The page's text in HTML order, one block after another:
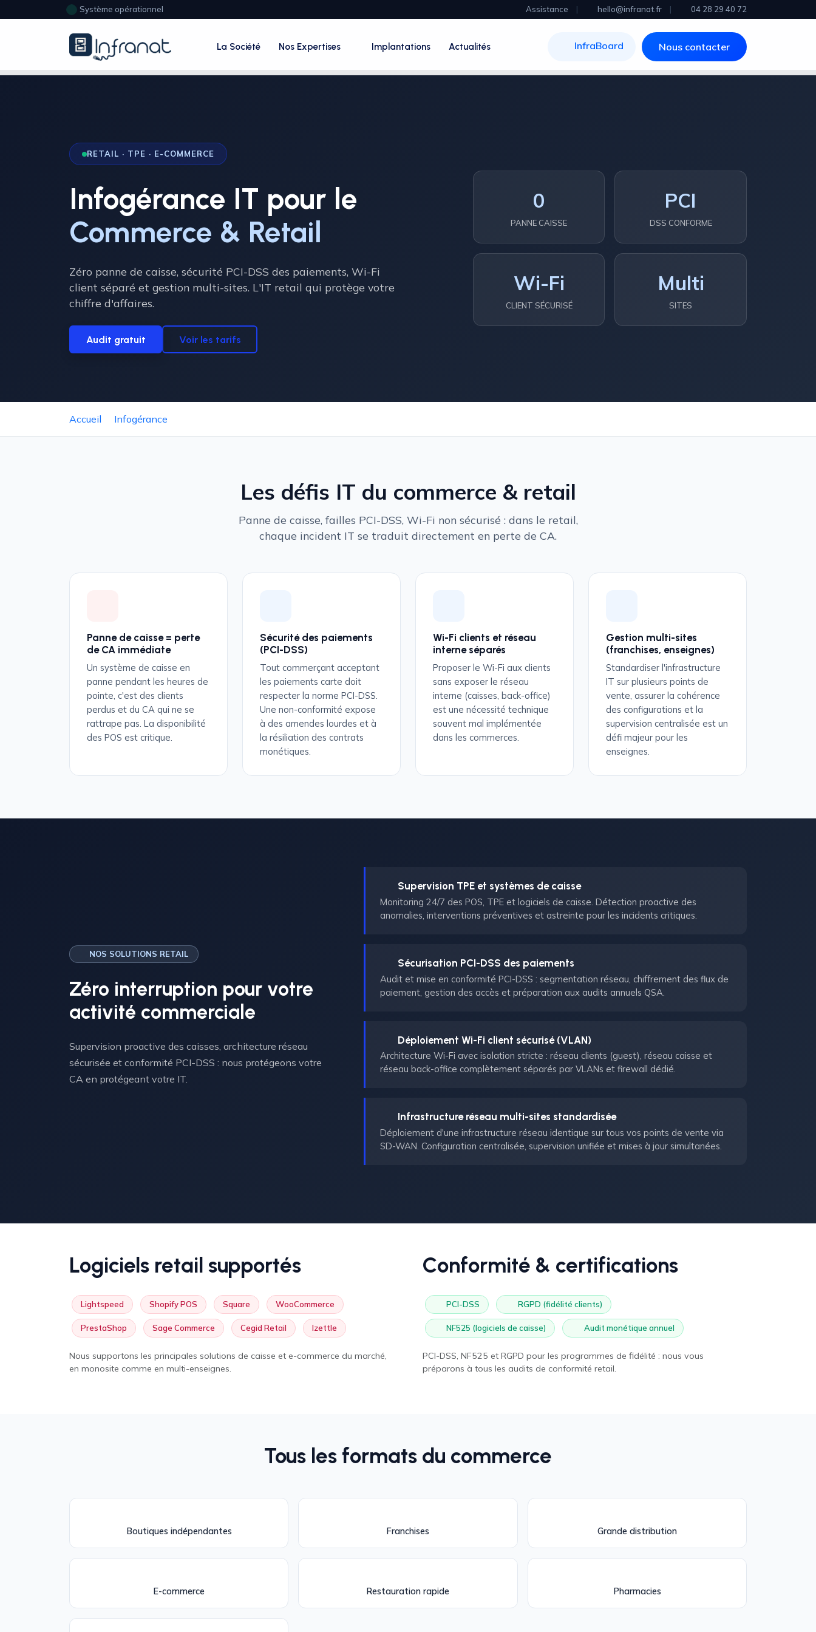
Système opérationnel Assistance | hello@infranat.fr | 04 28 29 40 72
La Société Nos Expertises Implantations Actualités InfraBoard Nous contacter
RETAIL · TPE · E-COMMERCE
Infogérance IT pour le
Commerce & Retail
Zéro panne de caisse, sécurité PCI-DSS des paiements, Wi-Fi
client séparé et gestion multi-sites. L'IT retail qui protège votre
chiffre d'affaires.
Audit gratuit Voir les tarifs
0
PANNE CAISSE
PCI
DSS CONFORME
Wi-Fi
CLIENT SÉCURISÉ
Multi
SITES
Accueil Infogérance
Les défis IT du commerce & retail
Panne de caisse, failles PCI-DSS, Wi-Fi non sécurisé : dans le retail,
chaque incident IT se traduit directement en perte de CA.
Panne de caisse = perte
de CA immédiate
Un système de caisse en
panne pendant les heures de
pointe, c'est des clients
perdus et du CA qui ne se
rattrape pas. La disponibilité
des POS est critique.
Sécurité des paiements
(PCI-DSS)
Tout commerçant acceptant
les paiements carte doit
respecter la norme PCI-DSS.
Une non-conformité expose
à des amendes lourdes et à
la résiliation des contrats
monétiques.
Wi-Fi clients et réseau
interne séparés
Proposer le Wi-Fi aux clients
sans exposer le réseau
interne (caisses, back-office)
est une nécessité technique
souvent mal implémentée
dans les commerces.
Gestion multi-sites
(franchises, enseignes)
Standardiser l'infrastructure
IT sur plusieurs points de
vente, assurer la cohérence
des configurations et la
supervision centralisée est un
défi majeur pour les
enseignes.
NOS SOLUTIONS RETAIL
Zéro interruption pour votre
activité commerciale
Supervision proactive des caisses, architecture réseau
sécurisée et conformité PCI-DSS : nous protégeons votre
CA en protégeant votre IT.
Supervision TPE et systèmes de caisse
Monitoring 24/7 des POS, TPE et logiciels de caisse. Détection proactive des
anomalies, interventions préventives et astreinte pour les incidents critiques.
Sécurisation PCI-DSS des paiements
Audit et mise en conformité PCI-DSS : segmentation réseau, chiffrement des flux de
paiement, gestion des accès et préparation aux audits annuels QSA.
Déploiement Wi-Fi client sécurisé (VLAN)
Architecture Wi-Fi avec isolation stricte : réseau clients (guest), réseau caisse et
réseau back-office complètement séparés par VLANs et firewall dédié.
Infrastructure réseau multi-sites standardisée
Déploiement d'une infrastructure réseau identique sur tous vos points de vente via
SD-WAN. Configuration centralisée, supervision unifiée et mises à jour simultanées.
Logiciels retail supportés
Lightspeed Shopify POS Square WooCommerce
PrestaShop Sage Commerce Cegid Retail Izettle
Nous supportons les principales solutions de caisse et e-commerce du marché,
en monosite comme en multi-enseignes.
Conformité & certifications
PCI-DSS RGPD (fidélité clients)
NF525 (logiciels de caisse) Audit monétique annuel
PCI-DSS, NF525 et RGPD pour les programmes de fidélité : nous vous
préparons à tous les audits de conformité retail.
Tous les formats du commerce
Boutiques indépendantes Franchises Grande distribution
E-commerce Restauration rapide Pharmacies